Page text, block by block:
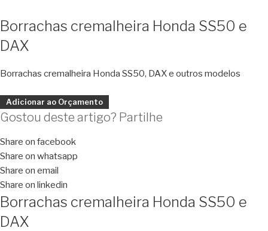
Borrachas cremalheira Honda SS50 e
DAX
Borrachas cremalheira Honda SS50, DAX e outros modelos
Adicionar ao Orçamento
Gostou deste artigo? Partilhe
Share on facebook
Share on whatsapp
Share on email
Share on linkedin
Borrachas cremalheira Honda SS50 e
DAX